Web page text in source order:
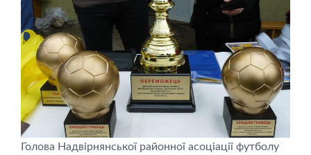
Голова Надвірнянської районної асоціації футболу